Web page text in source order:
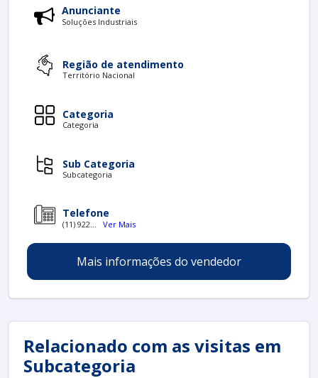
Anunciante
Soluções Industriais
Região de atendimento
Território Nacional
Categoria
Categoria
Sub Categoria
Subcategoria
Telefone
(11) 922... Ver Mais
Mais informações do vendedor
Relacionado com as visitas em
Subcategoria